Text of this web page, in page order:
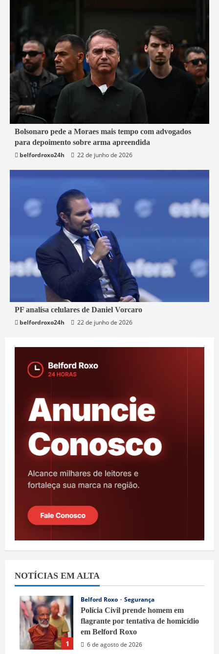
3 min read
Brasil
Bolsonaro pede a Moraes mais tempo com advogados
para depoimento sobre arma apreendida
belfordroxo24h
22 de junho de 2026
3 min read
Brasil
PF analisa celulares de Daniel Vorcaro
belfordroxo24h
22 de junho de 2026
NOTÍCIAS EM ALTA
1
Belford Roxo
Segurança
Polícia Civil prende homem em
flagrante por tentativa de homicídio
em Belford Roxo
6 de agosto de 2026